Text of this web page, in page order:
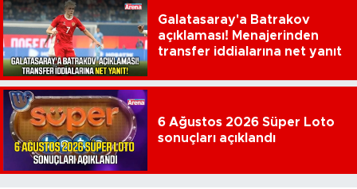
Galatasaray'a Batrakov
açıklaması! Menajerinden
transfer iddialarına net yanıt
6 Ağustos 2026 Süper Loto
sonuçları açıklandı